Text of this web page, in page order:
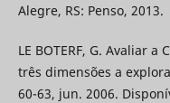
Alegre, RS: Penso, 2013.
LE BOTERF, G. Avaliar
três dimensões a
60-63, jun. 2006.